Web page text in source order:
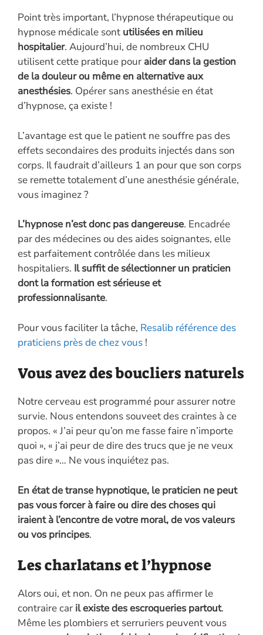
Point très important, l’hypnose thérapeutique ou
hypnose médicale sont utilisées en milieu
hospitalier. Aujourd’hui, de nombreux CHU
utilisent cette pratique pour aider dans la gestion
de la douleur ou même en alternative aux
anesthésies. Opérer sans anesthésie en état
d’hypnose, ça existe !
L’avantage est que le patient ne souffre pas des
effets secondaires des produits injectés dans son
corps. Il faudrait d’ailleurs 1 an pour que son corps
se remette totalement d’une anesthésie générale,
vous imaginez ?
L’hypnose n’est donc pas dangereuse. Encadrée
par des médecines ou des aides soignantes, elle
est parfaitement contrôlée dans les milieux
hospitaliers. Il suffit de sélectionner un praticien
dont la formation est sérieuse et
professionnalisante.
Pour vous faciliter la tâche, Resalib référence des
praticiens près de chez vous !
Vous avez des boucliers naturels
Notre cerveau est programmé pour assurer notre
survie. Nous entendons souveet des craintes à ce
propos. « J’ai peur qu’on me fasse faire n’importe
quoi », « j’ai peur de dire des trucs que je ne veux
pas dire »… Ne vous inquiétez pas.
En état de transe hypnotique, le praticien ne peut
pas vous forcer à faire ou dire des choses qui
iraient à l’encontre de votre moral, de vos valeurs
ou vos principes.
Les charlatans et l’hypnose
Alors oui, et non. On ne peux pas affirmer le
contraire car il existe des escroqueries partout.
Même les plombiers et serruriers peuvent vous